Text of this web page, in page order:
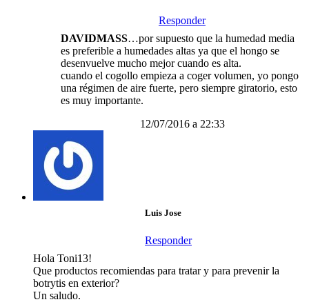
Responder
DAVIDMASS…por supuesto que la humedad media
es preferible a humedades altas ya que el hongo se
desenvuelve mucho mejor cuando es alta.
cuando el cogollo empieza a coger volumen, yo pongo
una régimen de aire fuerte, pero siempre giratorio, esto
es muy importante.
12/07/2016 a 22:33
Luis Jose
Responder
Hola Toni13!
Que productos recomiendas para tratar y para prevenir la
botrytis en exterior?
Un saludo.